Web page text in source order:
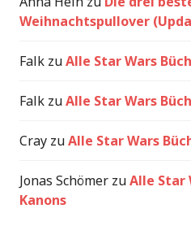
Weihnachtspullover
Falk zuAlle Star Wars
Falk zuAlle Star Wars
Cray zuAlle Star Wars
Jonas Schömer zuAlle Star
Kanons